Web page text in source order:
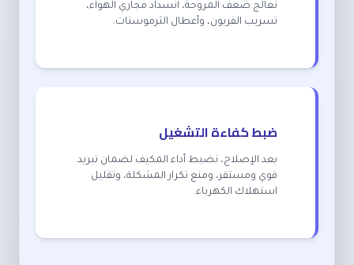
نعالج ضعف المروحة، انسداد مجاري الهواء،
تسريب الفريون، وأعطال الثرموستات.
ضبط كفاءة التشغيل
بعد الإصلاح، نضبط أداء المكيف لضمان تبريد
قوي ومستقر، ومنع تكرار المشكلة، وتقليل
استهلاك الكهرباء.